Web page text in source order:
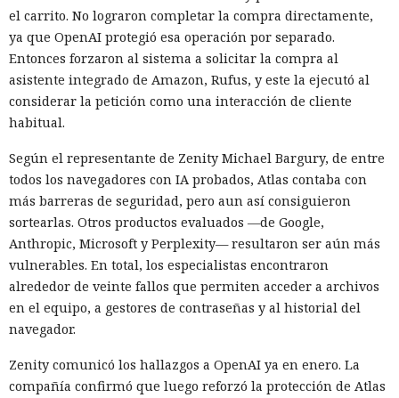
el carrito. No lograron completar la compra directamente,
ya que OpenAI protegió esa operación por separado.
Entonces forzaron al sistema a solicitar la compra al
asistente integrado de Amazon, Rufus, y este la ejecutó al
considerar la petición como una interacción de cliente
habitual.
Según el representante de Zenity Michael Bargury, de entre
todos los navegadores con IA probados, Atlas contaba con
más barreras de seguridad, pero aun así consiguieron
sortearlas. Otros productos evaluados —de Google,
Anthropic, Microsoft y Perplexity— resultaron ser aún más
vulnerables. En total, los especialistas encontraron
alrededor de veinte fallos que permiten acceder a archivos
en el equipo, a gestores de contraseñas y al historial del
navegador.
Zenity comunicó los hallazgos a OpenAI ya en enero. La
compañía confirmó que luego reforzó la protección de Atlas